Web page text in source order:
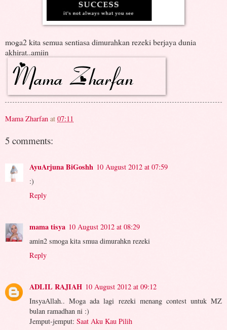
moga2 kita semua sentiasa dimurahkan rezeki berjaya dunia
akhirat..amiin
Mama Zharfan at 07:11
5 comments:
AyuArjuna BiGoshh 10 August 2012 at 07:59
:)
Reply
mama tisya 10 August 2012 at 08:29
amin2 smoga kita smua dimurahkn rezeki
Reply
ADLIL RAJIAH 10 August 2012 at 09:12
InsyaAllah.. Moga ada lagi rezeki menang contest untuk MZ
bulan ramadhan ni :)
Jemput-jemput: Saat Aku Kau Pilih